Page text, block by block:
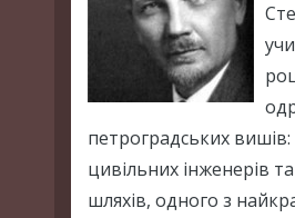
петроградських вишів:
цивільних інженерів
шляхів, одного з